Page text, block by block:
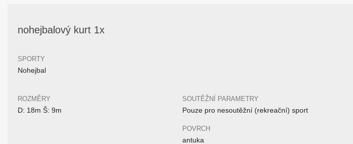
nohejbalový kurt 1x
SPORTY
Nohejbal
ROZMĚRY
D: 18m Š: 9m
SOUTĚŽNÍ PARAMETRY
Pouze pro nesoutěžní (rekreační) sport
POVRCH
antuka